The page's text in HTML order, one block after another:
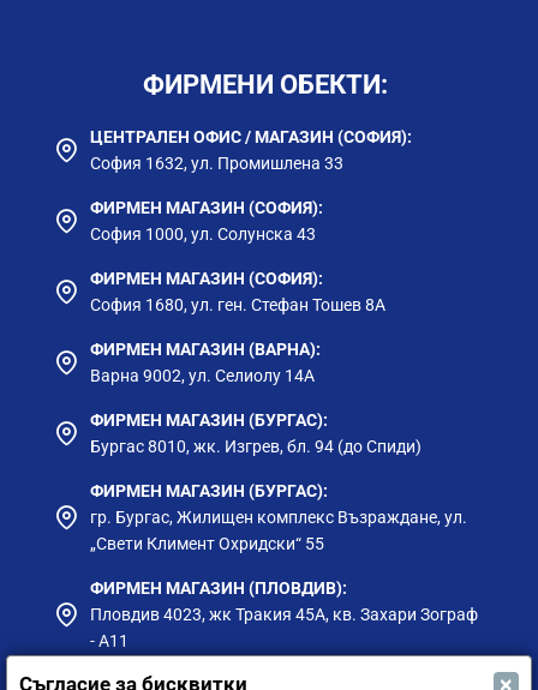
ФИРМЕНИ ОБЕКТИ:
ЦЕНТРАЛЕН ОФИС / МАГАЗИН (СОФИЯ):
София 1632, ул. Промишлена 33
ФИРМЕН МАГАЗИН (СОФИЯ):
София 1000, ул. Солунска 43
ФИРМЕН МАГАЗИН (СОФИЯ):
София 1680, ул. ген. Стефан Тошев 8А
ФИРМЕН МАГАЗИН (ВАРНА):
Варна 9002, ул. Селиолу 14А
ФИРМЕН МАГАЗИН (БУРГАС):
Бургас 8010, жк. Изгрев, бл. 94 (до Спиди)
ФИРМЕН МАГАЗИН (БУРГАС):
гр. Бургас, Жилищен комплекс Възраждане, ул.
„Свети Климент Охридски“ 55
ФИРМЕН МАГАЗИН (ПЛОВДИВ):
Пловдив 4023, жк Тракия 45А, кв. Захари Зограф
- А11
ФИРМЕН МАГАЗИН (РУСЕ):
Съгласие за бисквитки ×